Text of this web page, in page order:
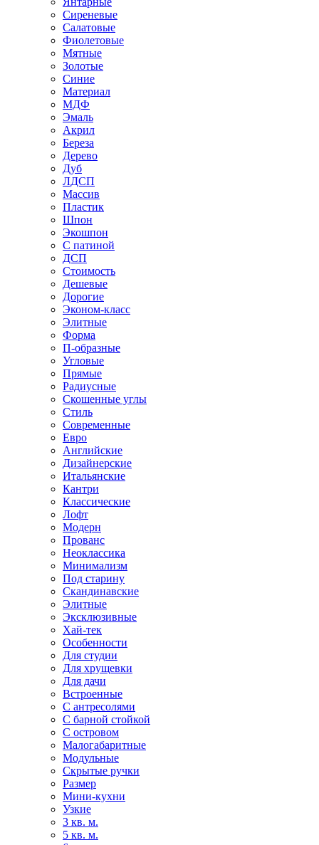
Сиреневые
Салатовые
Фиолетовые
Мятные
Золотые
Синие
Материал
МДФ
Эмаль
Акрил
Береза
Дерево
Дуб
ЛДСП
Массив
Пластик
Шпон
Экошпон
С патиной
ДСП
Стоимость
Дешевые
Дорогие
Эконом-класс
Элитные
Форма
П-образные
Угловые
Прямые
Радиусные
Скошенные углы
Стиль
Современные
Евро
Английские
Дизайнерские
Итальянские
Кантри
Классические
Лофт
Модерн
Прованс
Неоклассика
Минимализм
Под старину
Скандинавские
Элитные
Эксклюзивные
Хай-тек
Особенности
Для студии
Для хрущевки
Для дачи
Встроенные
С антресолями
С барной стойкой
С островом
Малогабаритные
Модульные
Скрытые ручки
Размер
Мини-кухни
Узкие
3 кв. м.
5 кв. м.